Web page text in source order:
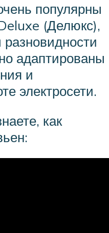
популярны
(Делюкс),
адаптированы
и
электросети.
как